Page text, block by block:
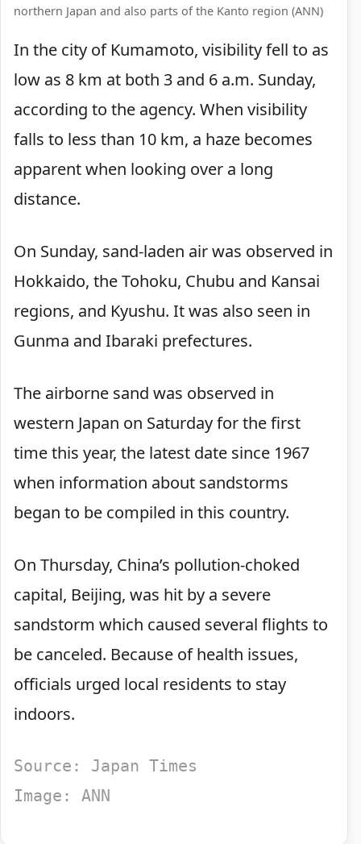
northern Japan and also parts of the Kanto region (ANN)
In the city of Kumamoto, visibility fell to as
low as 8 km at both 3 and 6 a.m. Sunday,
according to the agency. When visibility
falls to less than 10 km, a haze becomes
apparent when looking over a long
distance.
On Sunday, sand-laden air was observed in
Hokkaido, the Tohoku, Chubu and Kansai
regions, and Kyushu. It was also seen in
Gunma and Ibaraki prefectures.
The airborne sand was observed in
western Japan on Saturday for the first
time this year, the latest date since 1967
when information about sandstorms
began to be compiled in this country.
On Thursday, China’s pollution-choked
capital, Beijing, was hit by a severe
sandstorm which caused several flights to
be canceled. Because of health issues,
officials urged local residents to stay
indoors.
Source: Japan Times
Image: ANN